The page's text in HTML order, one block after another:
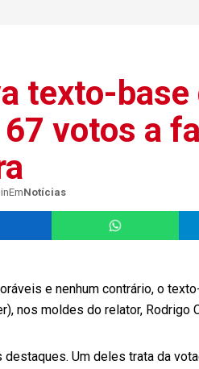
texto-
votos a
EmNotícias
e nenhum contrário, o
nos moldes do relator, Rodrigo
Um deles trata da